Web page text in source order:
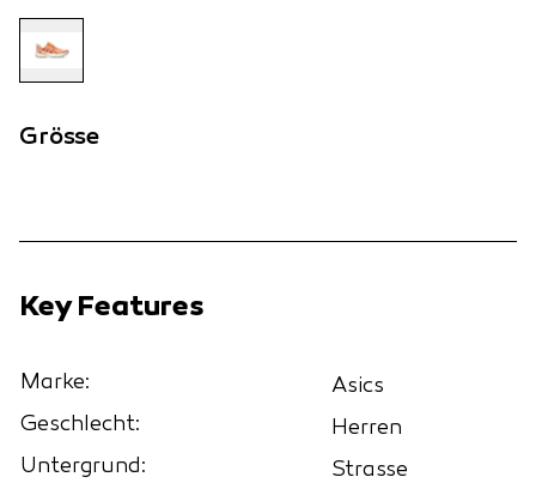
Grösse
Key Features
Marke:
Asics
Geschlecht:
Herren
Untergrund:
Strasse